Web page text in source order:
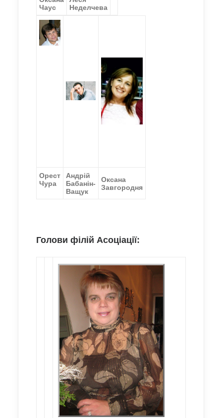
Чаус
Неделчева
Орест
Чура
Андрій
Бабанін-
Ващук
Оксана
Завгородня
Голови філій Асоціації: